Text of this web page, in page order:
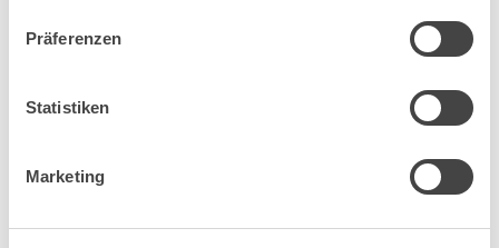
Präferenzen
Statistiken
Marketing